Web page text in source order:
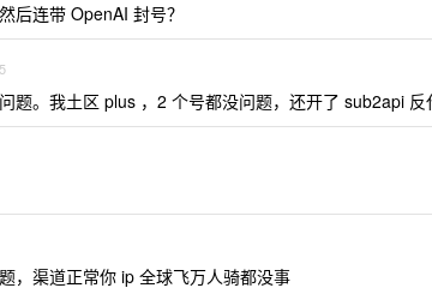
后连带 OpenAI 封号？
题。我土区 plus ，2 个号都没问题，还开了 sub2api 反
，渠道正常你 ip 全球飞万人骑都没事